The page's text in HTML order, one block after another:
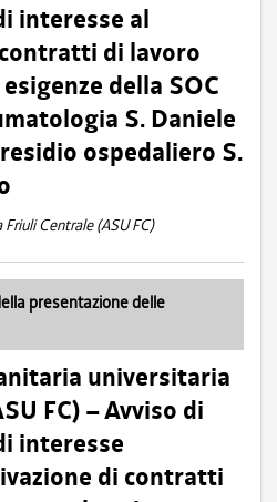
interesse al
di lavoro
della SOC
S. Daniele
ospedaliero S.
Centrale (ASU FC)
presentazione delle
universitaria
FC) – Avviso di
interesse
di contratti